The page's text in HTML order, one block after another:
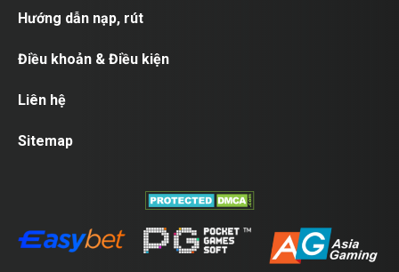
Hướng dẫn nạp, rút
Điều khoản & Điều kiện
Liên hệ
Sitemap